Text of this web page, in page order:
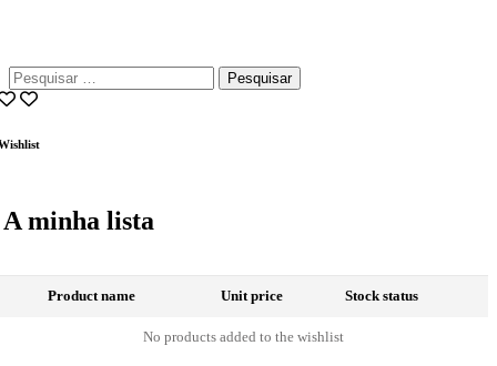
Pesquisar
por:
A minha lista
Product name Unit price Stock status
No products added to the wishlist